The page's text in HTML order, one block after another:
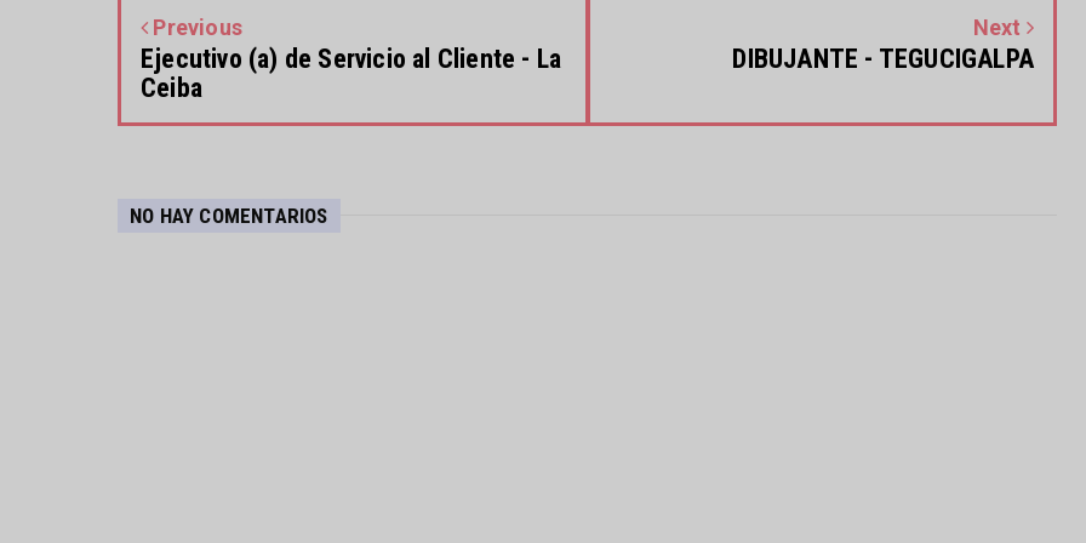
Previous
Ejecutivo (a) de Servicio al Cliente - La
Ceiba
Next
DIBUJANTE - TEGUCIGALPA
NO HAY COMENTARIOS